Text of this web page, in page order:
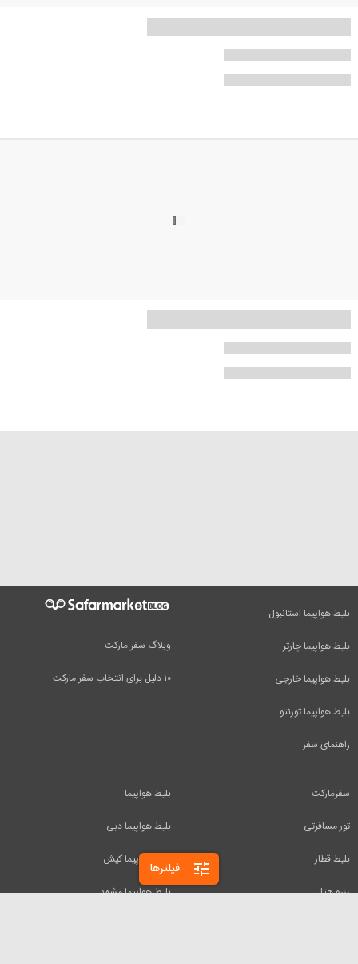
tune فیلترها
وبلاگ سفر مارکت
۱۰ دلیل برای انتخاب سفر مارکت
بلیط هواپیما استانبول
بلیط هواپیما چارتر
بلیط هواپیما خارجی
بلیط هواپیما تورنتو
راهنمای سفر
بلیط هواپیما
بلیط هواپیما دبی
بلیط هواپیما کیش
بلیط هواپیما مشهد
سفرمارکت
تور مسافرتی
بلیط قطار
رزرو هتل